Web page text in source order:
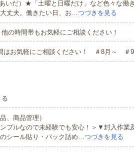
いだ）★「土曜と日曜だけ」など色々な働
丈夫。働きたい日、お…つづきを見る
の時間帯もお気軽にご相談ください！
お気軽にご相談ください！ ＃8月～ ＃9
、商品管理）
プルなので未経験でも安心！＞▼封入作業
シール貼り・パック詰め…つづきを見る